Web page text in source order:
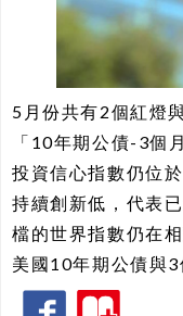
5月份共有2個紅燈
「10年期公債-3個
投資信心指數仍位
持續創新低，代表
檔的世界指數仍在
美國10年期公債與